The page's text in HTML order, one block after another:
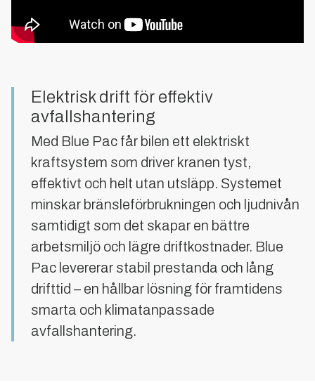
Elektrisk drift för effektiv
avfallshantering
Med Blue Pac får bilen ett elektriskt
kraftsystem som driver kranen tyst,
effektivt och helt utan utsläpp. Systemet
minskar bränsleförbrukningen och ljudnivån
samtidigt som det skapar en bättre
arbetsmiljö och lägre driftkostnader. Blue
Pac levererar stabil prestanda och lång
drifttid – en hållbar lösning för framtidens
smarta och klimatanpassade
avfallshantering.